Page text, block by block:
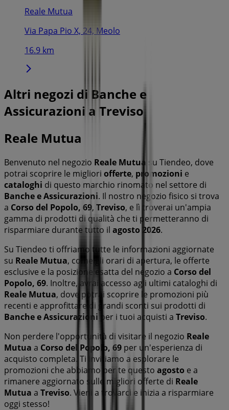
Reale Mutua
Via Papa Pio X, 24, Meolo
16.9 km
Altri negozi di Banche e
Assicurazioni a Treviso
Reale Mutua
Benvenuto nel negozio Reale Mutua su Tiendeo, dove
potrai scoprire le migliori offerte, promozioni e
cataloghi di questo marchio rinomato nel settore di
Banche e Assicurazioni. Il nostro negozio fisico si trova
a Corso del Popolo, 69, Treviso, e lì troverai un'ampia
gamma di prodotti di qualità che ti permetteranno di
risparmiare durante tutto il agosto 2026.
Su Tiendeo ti offriamo tutte le informazioni aggiornate
su Reale Mutua, come gli orari di apertura, le offerte
esclusive e la posizione esatta del negozio a Corso del
Popolo, 69. Inoltre, avrai accesso agli ultimi cataloghi di
Reale Mutua, dove potrai scoprire le promozioni più
recenti e approfittare di grandi sconti sui prodotti di
Banche e Assicurazioni per i tuoi acquisti a Treviso.
Non perdere l'opportunità di visitare il negozio Reale
Mutua a Corso del Popolo, 69 per un'esperienza di
acquisto completa. Ti invitiamo a esplorare le
promozioni che abbiamo per te questo agosto e a
rimanere aggiornato sulle migliori offerte di Reale
Mutua a Treviso. Vieni a trovarci e inizia a risparmiare
oggi stesso!